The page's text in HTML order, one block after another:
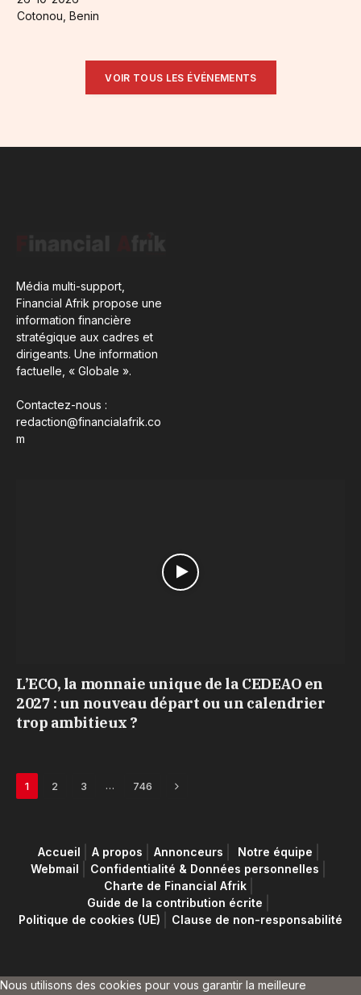
Cotonou, Benin
VOIR TOUS LES ÉVÉNEMENTS
Média multi-support,
Financial Afrik propose une
information financière
stratégique aux cadres et
dirigeants. Une information
factuelle, « Globale ».
Contactez-nous :
redaction@financialafrik.co
m
L’ECO, la monnaie unique de la CEDEAO en
2027 : un nouveau départ ou un calendrier
trop ambitieux ?
1 2 3 … 746 Next
Accueil A propos Annonceurs
Notre équipe
Webmail
Confidentialité & Données personnelles
Charte de Financial Afrik
Guide de la contribution écrite
Politique de cookies (UE)
Clause de non-responsabilité
Nous utilisons des cookies pour vous garantir la meilleure